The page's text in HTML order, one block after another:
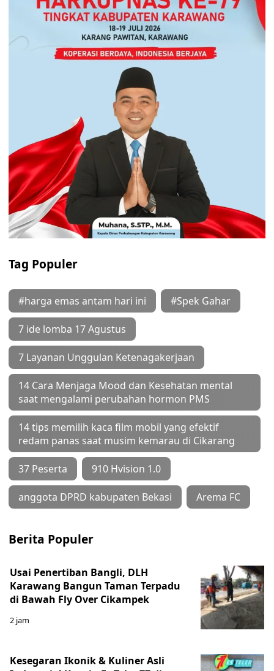
Tag Populer
#harga emas antam hari ini #Spek Gahar
7 ide lomba 17 Agustus
7 Layanan Unggulan Ketenagakerjaan
14 Cara Menjaga Mood dan Kesehatan mental
saat mengalami perubahan hormon PMS
14 tips memilih kaca film mobil yang efektif
redam panas saat musim kemarau di Cikarang
37 Peserta 910 Hvision 1.0
anggota DPRD kabupaten Bekasi Arema FC
Berita Populer
Usai Penertiban Bangli, DLH
Karawang Bangun Taman Terpadu
di Bawah Fly Over Cikampek
2 jam
Kesegaran Ikonik & Kuliner Asli